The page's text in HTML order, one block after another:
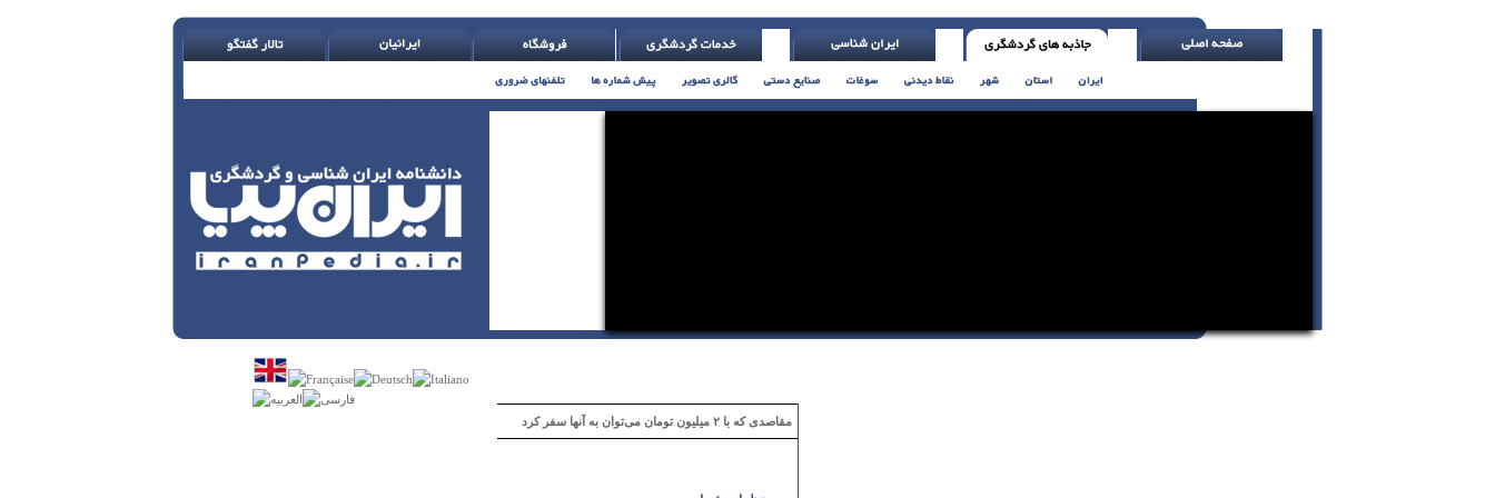
مقاصدی که با ۲ میلیون تومان می‌توان به آنها سفر کرد